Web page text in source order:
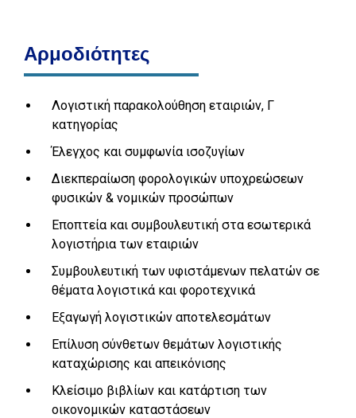
Αρμοδιότητες
Λογιστική παρακολούθηση εταιριών, Γ
κατηγορίας
Έλεγχος και συμφωνία ισοζυγίων
Διεκπεραίωση φορολογικών υποχρεώσεων
φυσικών & νομικών προσώπων
Εποπτεία και συμβουλευτική στα εσωτερικά
λογιστήρια των εταιριών
Συμβουλευτική των υφιστάμενων πελατών σε
θέματα λογιστικά και φοροτεχνικά
Εξαγωγή λογιστικών αποτελεσμάτων
Επίλυση σύνθετων θεμάτων λογιστικής
καταχώρισης και απεικόνισης
Κλείσιμο βιβλίων και κατάρτιση των
οικονομικών καταστάσεων